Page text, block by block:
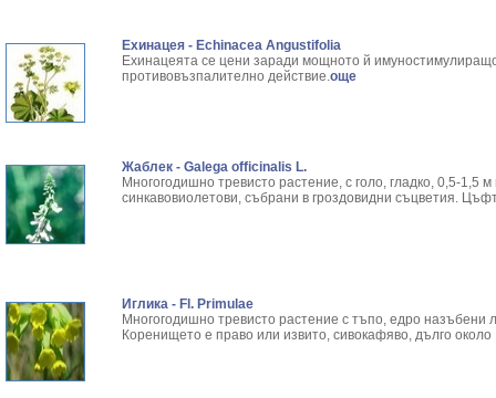
Ехинацея - Echinacea Angustifolia
Ехинацеята се цени заради мощното й
противовъзпалително действие.още
Жаблек - Galega officinalis L.
Многогодишно тревисто растение, с голо, гладко, 0,5-1,5
синкавовиолетови, събрани в гроздовидни съцветия.
Иглика - Fl. Primulae
Многогодишно тревисто растение с тъпо, едро назъбени
Коренището е право или извито, сивокафяво, дълго